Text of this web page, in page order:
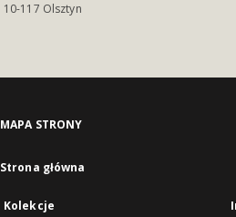
10-117 Olsztyn
MAPA STRONY
Strona główna
Kolekcje